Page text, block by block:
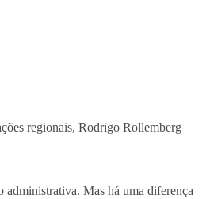
regionais, Rodrigo Rollemberg
administrativa. Mas há uma diferença